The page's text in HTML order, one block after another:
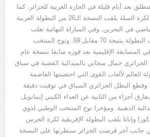
بعد أيام قليلة في الجارة الغربية للجزائر
كما
السلة بلقب النسخة الـ 26 من البطولة العربية
في البحرين وفي المباراة النهائية تغلب
بنتيجة
مقابل
وتوج المنتخب
المسابقة الإقليمية بعد فوزه سابقا بنسخة عام
الجزائري جمال سجاتي بالميدالية الفضية في سباق
العالم لألعاب القوى التي احتضنتها العاصمة
وقطع البطل الجزائري السباق في توقيت دقيقة
بفارق أجزاء من الثانية عن العداء الكيني إيمانويل
الذهبية ومؤخرا توج المنتخب الوطني لذوي
وإناثا بلقب البطولة الإفريقية لكرة الجرس
جانب آخر فرضت الجزائر سيطرتها على النسخة